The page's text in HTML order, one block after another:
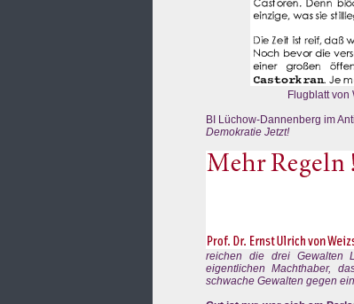
Flugblatt von
BI Lüchow-Dannenberg im
Demokratie Jetzt!
reichen die drei Gewalten
eigentlichen Machthaber,
schwache Gewalten gegen